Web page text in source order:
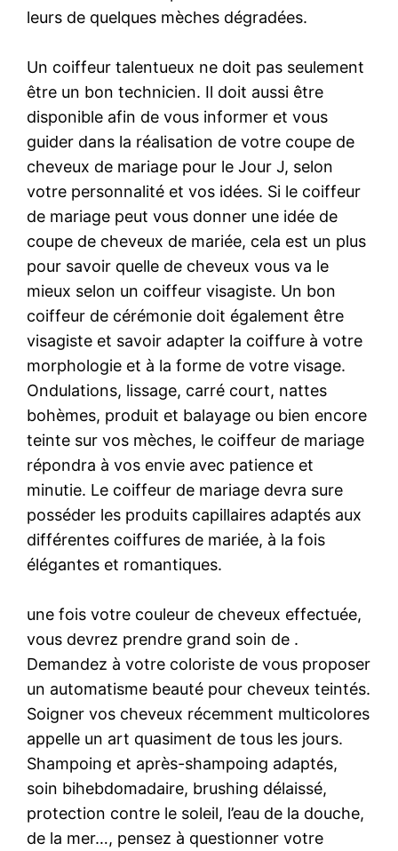
leurs de quelques mèches dégradées.
Un coiffeur talentueux ne doit pas seulement
être un bon technicien. Il doit aussi être
disponible afin de vous informer et vous
guider dans la réalisation de votre coupe de
cheveux de mariage pour le Jour J, selon
votre personnalité et vos idées. Si le coiffeur
de mariage peut vous donner une idée de
coupe de cheveux de mariée, cela est un plus
pour savoir quelle de cheveux vous va le
mieux selon un coiffeur visagiste. Un bon
coiffeur de cérémonie doit également être
visagiste et savoir adapter la coiffure à votre
morphologie et à la forme de votre visage.
Ondulations, lissage, carré court, nattes
bohèmes, produit et balayage ou bien encore
teinte sur vos mèches, le coiffeur de mariage
répondra à vos envie avec patience et
minutie. Le coiffeur de mariage devra sure
posséder les produits capillaires adaptés aux
différentes coiffures de mariée, à la fois
élégantes et romantiques.
une fois votre couleur de cheveux effectuée,
vous devrez prendre grand soin de .
Demandez à votre coloriste de vous proposer
un automatisme beauté pour cheveux teintés.
Soigner vos cheveux récemment multicolores
appelle un art quasiment de tous les jours.
Shampoing et après-shampoing adaptés,
soin bihebdomadaire, brushing délaissé,
protection contre le soleil, l’eau de la douche,
de la mer…, pensez à questionner votre